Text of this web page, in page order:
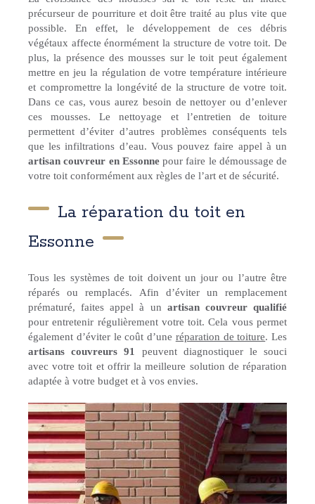
précurseur de pourriture et doit être traité au plus vite que
possible. En effet, le développement de ces débris
végétaux affecte énormément la structure de votre toit. De
plus, la présence des mousses sur le toit peut également
mettre en jeu la régulation de votre température intérieure
et compromettre la longévité de la structure de votre toit.
Dans ce cas, vous aurez besoin de nettoyer ou d’enlever
ces mousses. Le nettoyage et l’entretien de toiture
permettent d’éviter d’autres problèmes conséquents tels
que les infiltrations d’eau. Vous pouvez faire appel à un
artisan couvreur en Essonnepour faire le démoussage de
votre toit conformément aux règles de l’art et de sécurité.
La réparation du toit en
Essonne
Tous les systèmes de toit doivent un jour ou l’autre être
réparés ou remplacés. Afin d’éviter un remplacement
prématuré, faites appel à un artisan couvreur qualifié
pour entretenir régulièrement votre toit. Cela vous permet
également d’éviter le coût d’une réparation de toiture. Les
artisans couvreurs 91
peuvent diagnostiquer le souci
avec votre toit et offrir la meilleure solution de réparation
adaptée à votre budget et à vos envies.